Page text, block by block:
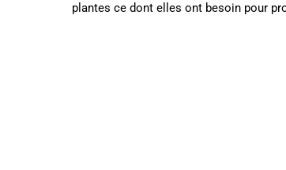
plantes ce dont elles ont besoin pour